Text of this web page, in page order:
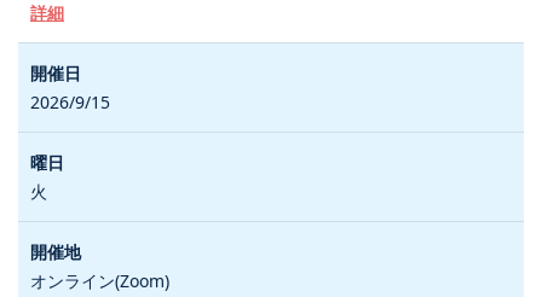
詳細
2026/9/15
火
オンライン(Zoom)